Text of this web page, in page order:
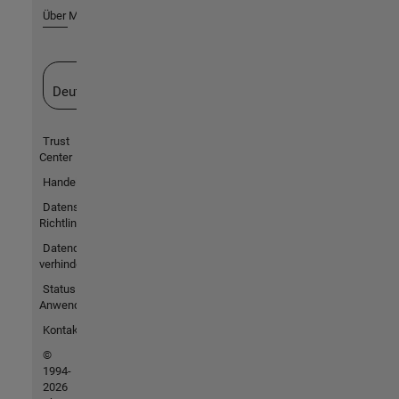
Über MathWorks
Deutschland
Trust
Center
Handelsmarken
Datenschutz-
Richtlinien
Datendiebstahl
verhindern
Status von
Anwendungen
Kontakt
©
1994-
2026